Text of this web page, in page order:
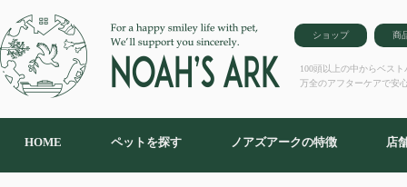
ショップ 商
100頭以上の中からベス
万全のアフターケアで安
HOME ペットを探す ノアズアークの特徴 店